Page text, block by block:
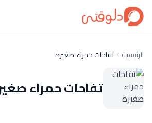
الرئيسية تفاحات حمراء صغيرة
تفاحات حمراء